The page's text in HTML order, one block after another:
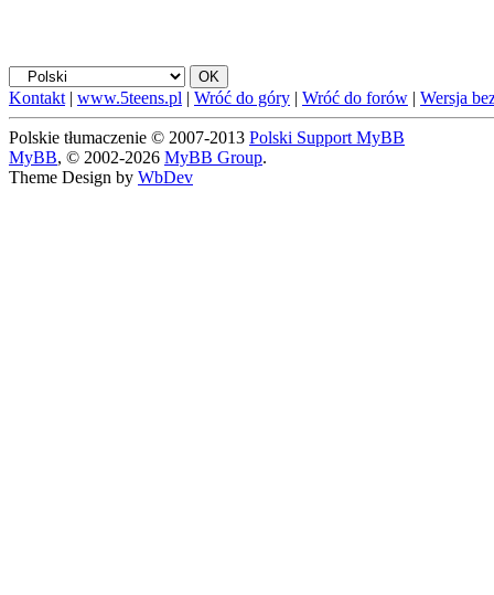
Kontakt | www.5teens.pl | Wróć do góry | Wróć do forów | Wersja
Polskie tłumaczenie © 2007-2013 Polski Support MyBB
MyBB, © 2002-2026 MyBB Group.
Theme Design by WbDev